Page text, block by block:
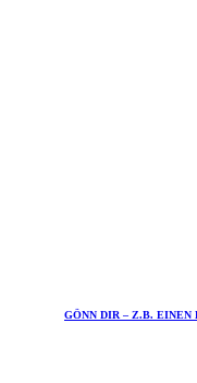
GÖNN DIR – Z.B. EINEN